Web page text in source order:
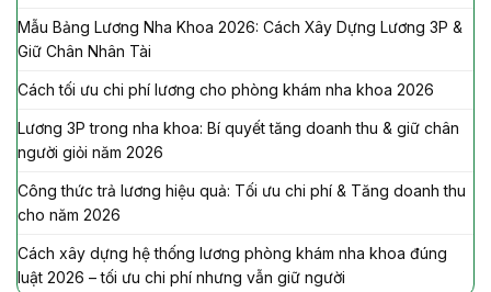
Mẫu Bảng Lương Nha Khoa 2026: Cách Xây Dựng Lương 3P &
Giữ Chân Nhân Tài
Cách tối ưu chi phí lương cho phòng khám nha khoa 2026
Lương 3P trong nha khoa: Bí quyết tăng doanh thu & giữ chân
người giỏi năm 2026
Công thức trả lương hiệu quả: Tối ưu chi phí & Tăng doanh thu
cho năm 2026
Cách xây dựng hệ thống lương phòng khám nha khoa đúng
luật 2026 – tối ưu chi phí nhưng vẫn giữ người